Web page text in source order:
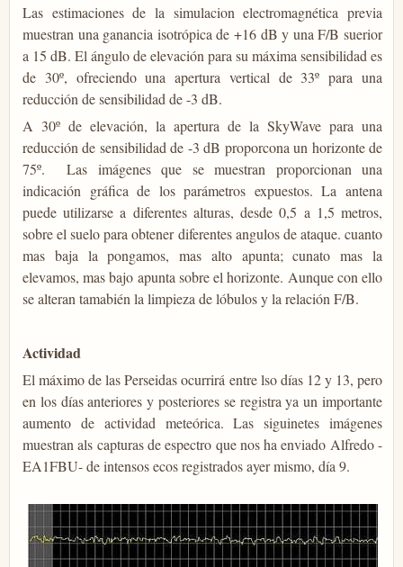
Las estimaciones de la simulacion electromagnética previa
muestran una ganancia isotrópica de +16 dB y una F/B suerior
a 15 dB. El ángulo de elevación para su máxima sensibilidad es
de 30º, ofreciendo una apertura vertical de 33º para una
reducción de sensibilidad de -3 dB.
A 30º de elevación, la apertura de la SkyWave para una
reducción de sensibilidad de -3 dB proporcona un horizonte de
75º. Las imágenes que se muestran proporcionan una
indicación gráfica de los parámetros expuestos. La antena
puede utilizarse a diferentes alturas, desde 0,5 a 1,5 metros,
sobre el suelo para obtener diferentes angulos de ataque. cuanto
mas baja la pongamos, mas alto apunta; cunato mas la
elevamos, mas bajo apunta sobre el horizonte. Aunque con ello
se alteran tamabién la limpieza de lóbulos y la relación F/B.
Actividad
El máximo de las Perseidas ocurrirá entre lso días 12 y 13, pero
en los días anteriores y posteriores se registra ya un importante
aumento de actividad meteórica. Las siguinetes imágenes
muestran als capturas de espectro que nos ha enviado Alfredo -
EA1FBU- de intensos ecos registrados ayer mismo, día 9.